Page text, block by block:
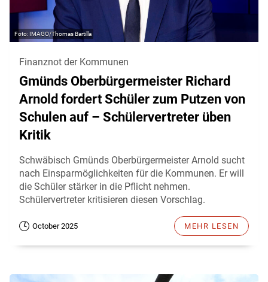
IMAGO/Thomas Bartilla
Finanznot der Kommunen
Gmünds Oberbürgermeister Richard
Arnold fordert Schüler zum Putzen von
Schulen auf – Schülervertreter üben
Kritik
Schwäbisch Gmünds Oberbürgermeister Arnold sucht
nach Einsparmöglichkeiten für die Kommunen. Er will
die Schüler stärker in die Pflicht nehmen.
Schülervertreter kritisieren diesen Vorschlag.
October 2025 MEHR LESEN